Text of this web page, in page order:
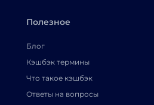
Полезное
Блог
Кэшбэк термины
Что такое кэшбэк
Ответы на вопросы